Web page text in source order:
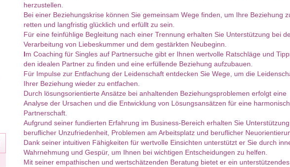
herzustellen.
Bei einer Beziehungskrise können Sie gemeinsam Wege finden, um Ihre Beziehung
retten und langfristig glücklich und erfüllt zu sein.
Für eine feinfühlige Begleitung nach einer Trennung erhalten Sie Unterstützung bei
Verarbeitung von Liebeskummer und dem gestärkten Neubeginn.
Im Coaching für Singles auf Partnersuche gibt er Ihnen wertvolle Ratschläge und
den idealen Partner zu finden und eine erfüllende Beziehung aufzubauen.
Für Impulse zur Entfachung der Leidenschaft entdecken Sie Wege, um die
Ihrer Beziehung wieder zu entfachen.
Durch lösungsorientierte Ansätze bei anhaltenden Beziehungsproblemen erfolgt eine
Analyse der Ursachen und die Entwicklung von Lösungsansätzen für eine
Partnerschaft.
Aufgrund seiner fundierten Erfahrung im Business-Bereich erhalten Sie
beruflicher Unzufriedenheit, Problemen am Arbeitsplatz und beruflicher
Dank seiner intuitiven Fähigkeiten für wertvolle Einsichten unterstützt er Sie durch
Wahrnehmung und Gespür, um Ihnen bei wichtigen Entscheidungen zu helfen.
Mit seiner empathischen und wertschätzenden Beratung bietet er ein unterstützendes